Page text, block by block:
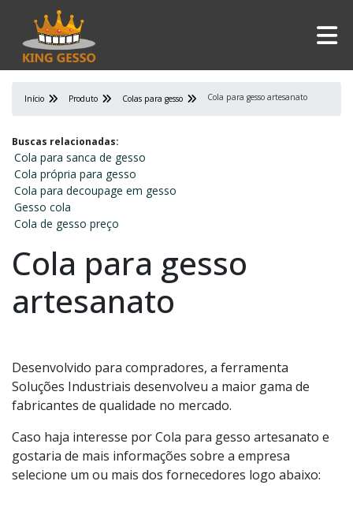
Início Produto Colas para gesso Cola para gesso artesanato
Buscas relacionadas:
Cola para sanca de gesso
Cola própria para gesso
Cola para decoupage em gesso
Gesso cola
Cola de gesso preço
Cola para gesso
artesanato
Desenvolvido para compradores, a ferramenta
Soluções Industriais desenvolveu a maior gama de
fabricantes de qualidade no mercado.
Caso haja interesse por Cola para gesso artesanato e
gostaria de mais informações sobre a empresa
selecione um ou mais dos fornecedores logo abaixo: